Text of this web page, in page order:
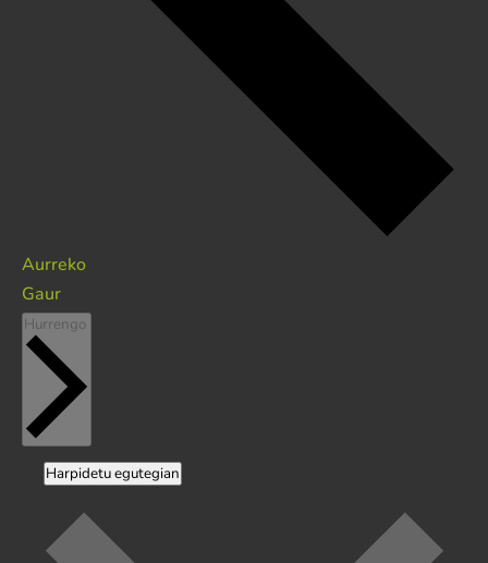
AurrekoEkitaldiak
Gaur
Hurrengo
Harpidetu egutegian